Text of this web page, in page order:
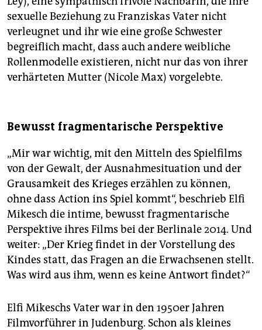
sexuelle Beziehung zu Franziskas Vater nicht
verleugnet und ihr wie eine große Schwester
begreiflich macht, dass auch andere weibliche
Rollenmodelle existieren, nicht nur das von ihrer
verhärteten Mutter (Nicole Max) vorgelebte.
Bewusst fragmentarische Perspektive
„Mir war wichtig, mit den Mitteln des Spielfilms
von der Gewalt, der Ausnahmesituation und der
Grausamkeit des Krieges erzählen zu können,
ohne dass Action ins Spiel kommt“, beschrieb Elfi
Mikesch die intime, bewusst fragmentarische
Perspektive ihres Films bei der Berlinale 2014. Und
weiter: „Der Krieg findet in der Vorstellung des
Kindes statt, das Fragen an die Erwachsenen stellt.
Was wird aus ihm, wenn es keine Antwort findet?“
Elfi Mikeschs Vater war in den 1950er Jahren
Filmvorführer in Judenburg. Schon als kleines